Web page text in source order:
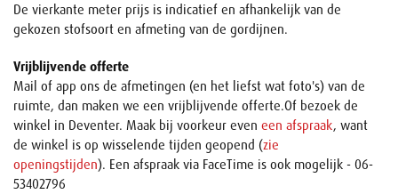
De vierkante meter prijs is indicatief en afhankelijk van de
gekozen stofsoort en afmeting van de gordijnen.
Vrijblijvende offerte
Mail of app ons de afmetingen (en het liefst wat foto's) van de
ruimte, dan maken we een vrijblijvende offerte.Of bezoek de
winkel in Deventer. Maak bij voorkeur even een afspraak, want
de winkel is op wisselende tijden geopend (zie
openingstijden). Een afspraak via FaceTime is ook mogelijk - 06-
53402796